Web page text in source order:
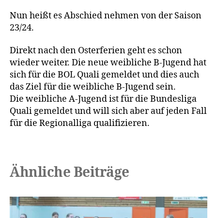
Nun heißt es Abschied nehmen von der Saison
23/24.
Direkt nach den Osterferien geht es schon
wieder weiter. Die neue weibliche B-Jugend hat
sich für die BOL Quali gemeldet und dies auch
das Ziel für die weibliche B-Jugend sein.
Die weibliche A-Jugend ist für die Bundesliga
Quali gemeldet und will sich aber auf jeden Fall
für die Regionalliga qualifizieren.
Ähnliche Beiträge